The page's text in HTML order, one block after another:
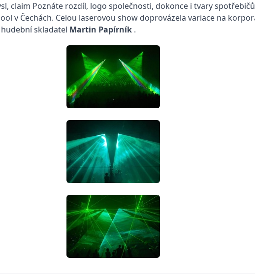
claim Poznáte rozdíl, logo společnosti, dokonce i tvary
v Čechách. Celou laserovou show doprovázela variace na
skladatel Martin Papírník .